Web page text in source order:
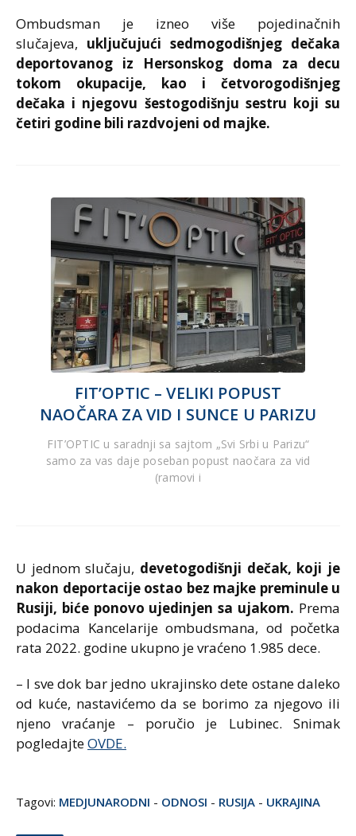
Ombudsman je izneo više pojedinačnih
slučajeva, uključujući sedmogodišnjeg dečaka
deportovanog iz Hersonskog doma za decu
tokom okupacije, kao i četvorogodišnjeg
dečaka i njegovu šestogodišnju sestru koji su
četiri godine bili razdvojeni od majke.
FIT’OPTIC – VELIKI POPUST
NAOČARA ZA VID I SUNCE U PARIZU
FIT’OPTIC u saradnji sa sajtom „Svi Srbi u Parizu“
samo za vas daje poseban popust naočara za vid
(ramovi i
U jednom slučaju, devetogodišnji dečak, koji je
nakon deportacije ostao bez majke preminule u
Rusiji, biće ponovo ujedinjen sa ujakom. Prema
podacima Kancelarije ombudsmana, od početka
rata 2022. godine ukupno je vraćeno 1.985 dece.
– I sve dok bar jedno ukrajinsko dete ostane daleko
od kuće, nastavićemo da se borimo za njegovo ili
njeno vraćanje – poručio je Lubinec. Snimak
pogledajteOVDE.
Tagovi: MEDJUNARODNI - ODNOSI - RUSIJA - UKRAJINA